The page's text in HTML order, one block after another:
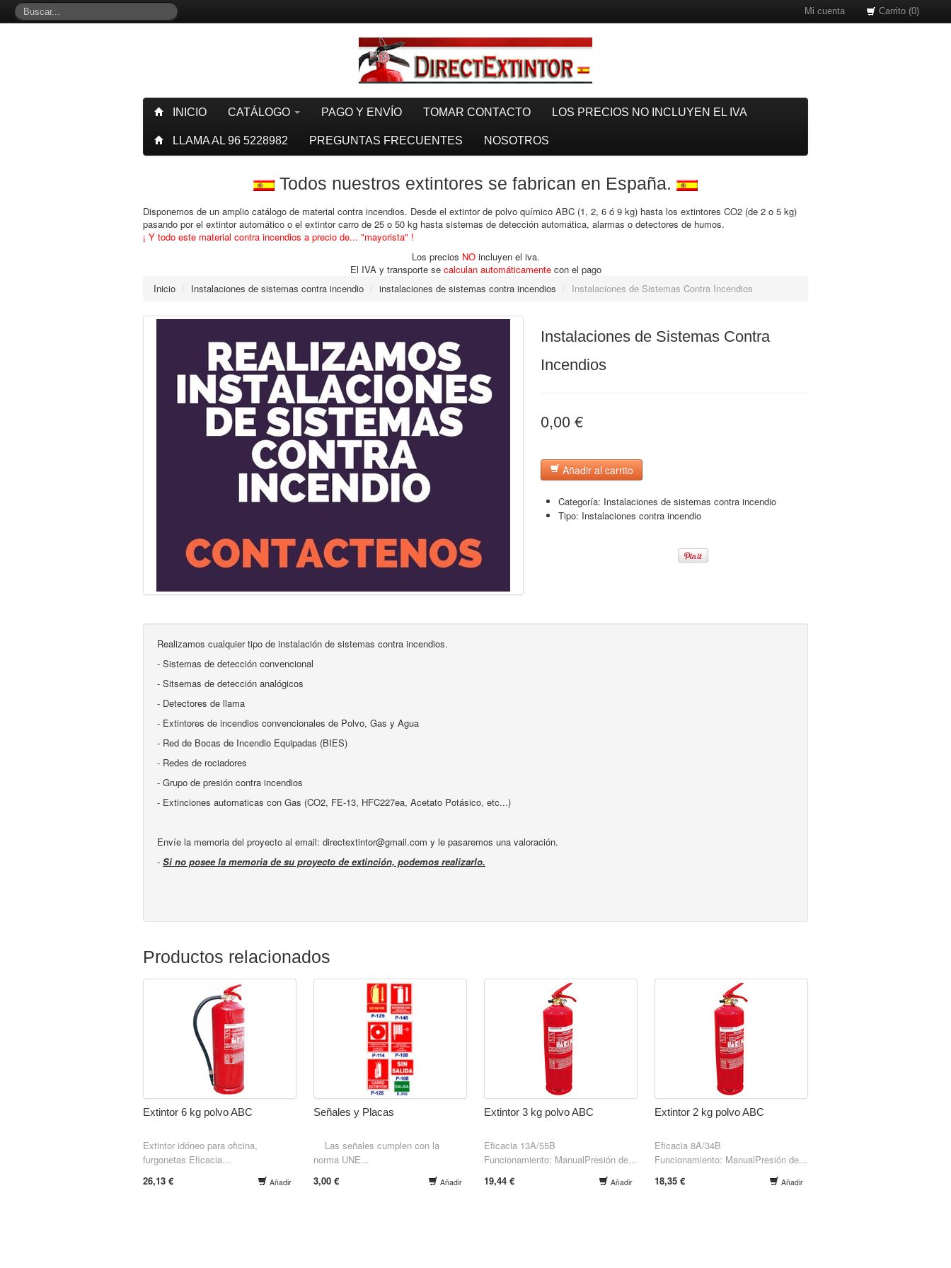
Mi cuenta Carrito (0)
INICIO CATÁLOGO PAGO Y ENVÍO TOMAR CONTACTO LOS PRECIOS NO INCLUYEN EL IVA
LLAMA AL 96 5228982 PREGUNTAS FRECUENTES NOSOTROS
Todos nuestros extintores se fabrican en España.
Disponemos de un amplio catálogo de material contra incendios. Desde el extintor de polvo químico ABC (1, 2, 6 ó 9 kg) hasta los extintores CO2 (de 2 o 5 kg)
pasando por el extintor automático o el extintor carro de 25 o 50 kg hasta sistemas de detección automática, alarmas o detectores de humos.
¡ Y todo este material contra incendios a precio de... "mayorista" !
Los precios NOincluyen el iva.
El IVA y transporte se calculan automáticamentecon el pago
Inicio / Instalaciones de sistemas contra incendio / instalaciones de sistemas contra incendios / Instalaciones de Sistemas Contra Incendios
Instalaciones de Sistemas Contra
Incendios
0,00 €
Añadir al carrito
Categoría: Instalaciones de sistemas contra incendio
Tipo: Instalaciones contra incendio
Realizamos cualquier tipo de instalación de sistemas contra incendios.
- Sistemas de detección convencional
- Sitsemas de detección analógicos
- Detectores de llama
- Extintores de incendios convencionales de Polvo, Gas y Agua
- Red de Bocas de Incendio Equipadas (BIES)
- Redes de rociadores
- Grupo de presión contra incendios
- Extinciones automaticas con Gas (CO2, FE-13, HFC227ea, Acetato Potásico, etc...)
Envíe la memoria del proyecto al email: directextintor@gmail.com y le pasaremos una valoración.
- Si no posee la memoria de su proyecto de extinción, podemos realizarlo.
Productos relacionados
Extintor 6 kg polvo ABC
Extintor idóneo para oficina,
furgonetas Eficacia...
26,13 €
Añadir
Señales y Placas
Las señales cumplen con la
norma UNE...
3,00 €
Añadir
Extintor 3 kg polvo ABC
Eficacia 13A/55B
Funcionamiento: ManualPresión de...
19,44 €
Añadir
Extintor 2 kg polvo ABC
Eficacia 8A/34B
Funcionamiento: ManualPresión de...
18,35 €
Añadir